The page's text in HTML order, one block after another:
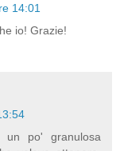
14:01
io! Grazie!
un po' granulosa